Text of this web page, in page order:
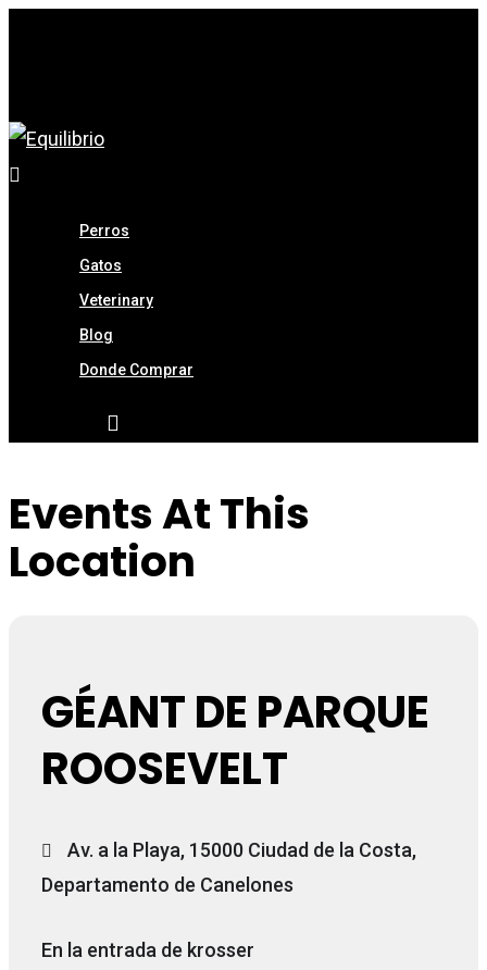
Perros
Gatos
Veterinary
Blog
Donde Comprar
Events At This
Location
GÉANT DE PARQUE
ROOSEVELT
Av. a la Playa, 15000 Ciudad de la Costa,
Departamento de Canelones
En la entrada de krosser